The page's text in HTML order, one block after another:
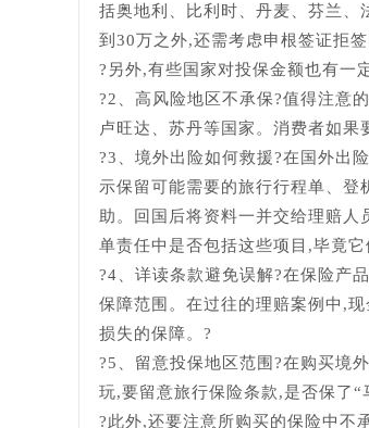
括奥地利、比利时、丹麦、芬兰、
到30万之外,还需考虑申根签证拒
?另外,有些国家对投保金额也有一
?2、高风险地区不承保?值得注意
卢旺达、苏丹等国家。消费者如
?3、境外出险如何救援?在国外出
示保留可能需要的旅行行程单、
助。回国后将资料一并交给理赔
单责任中是否包括这些项目,毕竟
?4、详读条款避免误解?在保险产
保障范围。在过往的理赔案例中,
损失的保障。?
?5、留意投保地区范围?在购买境
玩,要留意旅行保险条款,是否保了“
?此外,还要注意所购买的保险中不